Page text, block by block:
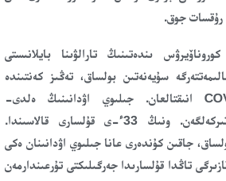
رۇقسات جوق.
ىندەتىنىڭ تارالۋىنا بايلانىستى
سۇيەنەتىن بولساق، تەڭىز كەنتىندە
1013 ادامنان COVID-19 انىقتالعان. جىلىوي اۋدانىنىڭ ەلدى-
مەكەندەرىندە 43 ادام تىركەلگەن. ونىڭ 33ء-ى قۇلسارى قالاسىندا.
جاقىن كۇندەرى عانا جىلىوي اۋدانىنان ەكى
تاڭدا قۇلسارىدا جەرگىلىكتى تۇرعىندارمەن